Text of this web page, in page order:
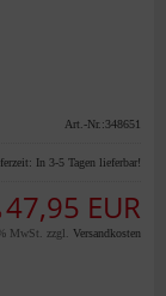
Art.-Nr.:348651
In 3-5 Tagen lieferbar!
47,95 EUR
MwSt. zzgl. Versandkosten